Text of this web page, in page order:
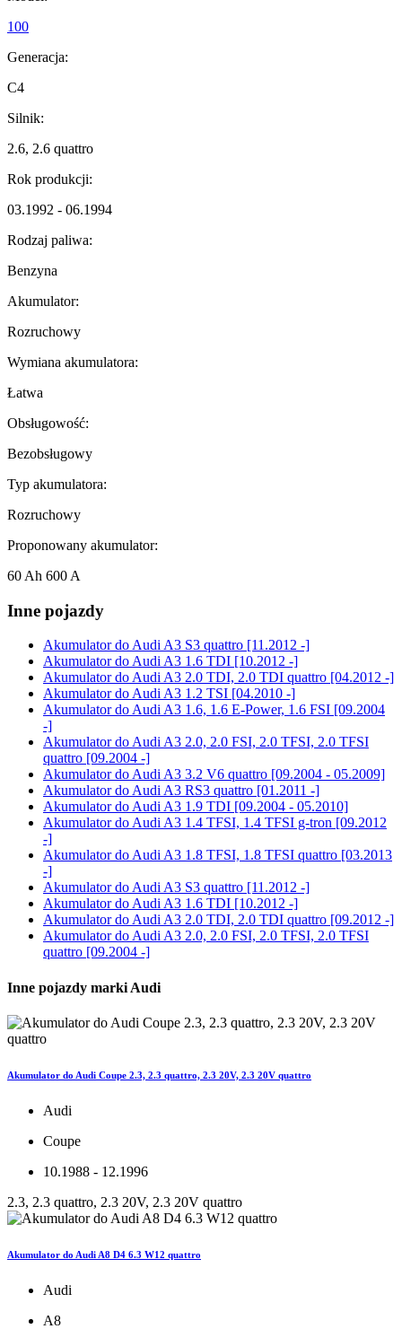
100
Generacja:
C4
Silnik:
2.6, 2.6 quattro
Rok produkcji:
03.1992 - 06.1994
Rodzaj paliwa:
Benzyna
Akumulator:
Rozruchowy
Wymiana akumulatora:
Łatwa
Obsługowość:
Bezobsługowy
Typ akumulatora:
Rozruchowy
Proponowany akumulator:
60 Ah 600 A
Inne pojazdy
Akumulator do Audi A3 S3 quattro [11.2012 -]
Akumulator do Audi A3 1.6 TDI [10.2012 -]
Akumulator do Audi A3 2.0 TDI, 2.0 TDI quattro [04.2012 -]
Akumulator do Audi A3 1.2 TSI [04.2010 -]
Akumulator do Audi A3 1.6, 1.6 E-Power, 1.6 FSI [09.2004
-]
Akumulator do Audi A3 2.0, 2.0 FSI, 2.0 TFSI, 2.0 TFSI
quattro [09.2004 -]
Akumulator do Audi A3 3.2 V6 quattro [09.2004 - 05.2009]
Akumulator do Audi A3 RS3 quattro [01.2011 -]
Akumulator do Audi A3 1.9 TDI [09.2004 - 05.2010]
Akumulator do Audi A3 1.4 TFSI, 1.4 TFSI g-tron [09.2012
-]
Akumulator do Audi A3 1.8 TFSI, 1.8 TFSI quattro [03.2013
-]
Akumulator do Audi A3 S3 quattro [11.2012 -]
Akumulator do Audi A3 1.6 TDI [10.2012 -]
Akumulator do Audi A3 2.0 TDI, 2.0 TDI quattro [09.2012 -]
Akumulator do Audi A3 2.0, 2.0 FSI, 2.0 TFSI, 2.0 TFSI
quattro [09.2004 -]
Inne pojazdy marki Audi
Akumulator do Audi Coupe 2.3, 2.3 quattro, 2.3 20V, 2.3 20V quattro
Audi
Coupe
10.1988 - 12.1996
2.3, 2.3 quattro, 2.3 20V, 2.3 20V quattro
Akumulator do Audi A8 D4 6.3 W12 quattro
Audi
A8